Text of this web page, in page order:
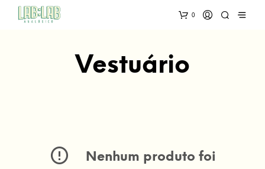
0
Vestuário
Nenhum produto foi